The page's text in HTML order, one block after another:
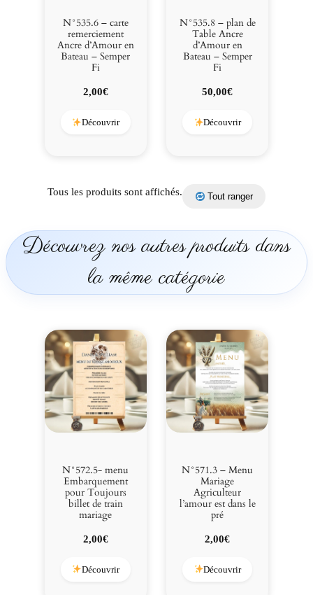
N°535.6 – carte
remerciement
Ancre d’Amour en
Bateau – Semper
Fi
2,00€
Découvrir
N°535.8 – plan de
Table Ancre
d’Amour en
Bateau – Semper
Fi
50,00€
Découvrir
Tous les produits sont affichés. Tout ranger
Découvrez nos autres produits dans
la même catégorie
N°572.5- menu
Embarquement
pour Toujours
billet de train
mariage
2,00€
Découvrir
N°571.3 – Menu
Mariage
Agriculteur
l’amour est dans le
pré
2,00€
Découvrir